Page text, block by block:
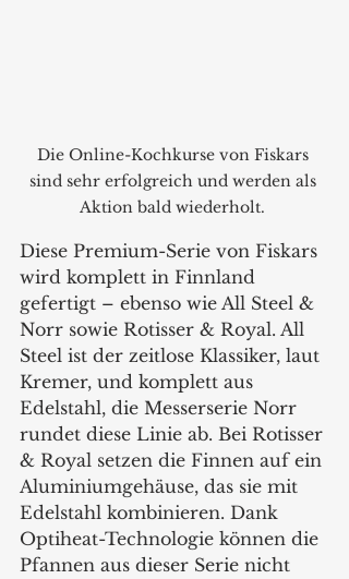
Die Online-Kochkurse von Fiskars
sind sehr erfolgreich und werden als
Aktion bald wiederholt.
Diese Premium-Serie von Fiskars
wird komplett in Finnland
gefertigt – ebenso wie All Steel &
Norr sowie Rotisser & Royal. All
Steel ist der zeitlose Klassiker, laut
Kremer, und komplett aus
Edelstahl, die Messerserie Norr
rundet diese Linie ab. Bei Rotisser
& Royal setzen die Finnen auf ein
Aluminiumgehäuse, das sie mit
Edelstahl kombinieren. Dank
Optiheat-Technologie können die
Pfannen aus dieser Serie nicht